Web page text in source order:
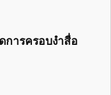
การครอบงำสื่อ